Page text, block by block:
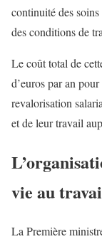
continuité des soins
des conditions de
Le coût total de
d’euros par an
revalorisation
et de leur travail
vie au
La Première